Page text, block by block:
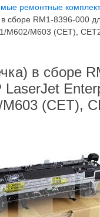
ремонтные
сборе RM1-8396-000
M602/M603 (CET),
в сборе
LaserJet
(CET),